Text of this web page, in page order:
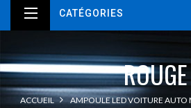
CATÉGORIES
ROUGE
ACCUEIL
AMPOULE LED VOITURE